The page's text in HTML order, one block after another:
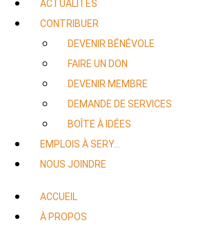
ACTUALITÉS
CONTRIBUER
DEVENIR BÉNÉVOLE
FAIRE UN DON
DEVENIR MEMBRE
DEMANDE DE SERVICES
BOÎTE À IDÉES
EMPLOIS À SERY…
NOUS JOINDRE
ACCUEIL
À PROPOS